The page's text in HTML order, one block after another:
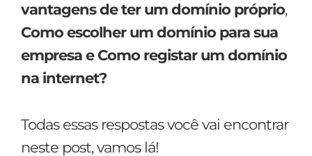
vantagens de ter um domínio próprio,
Como escolher um domínio para sua
empresa e Como registar um domínio
na internet?
Todas essas respostas você vai encontrar
neste post, vamos lá!